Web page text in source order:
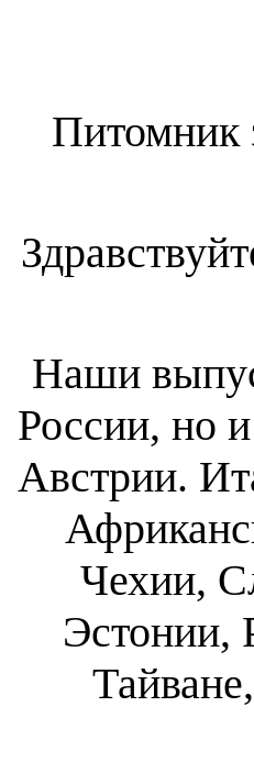
Питомник
Наши
России, но
Австрии.
Чехии,
Эстонии,